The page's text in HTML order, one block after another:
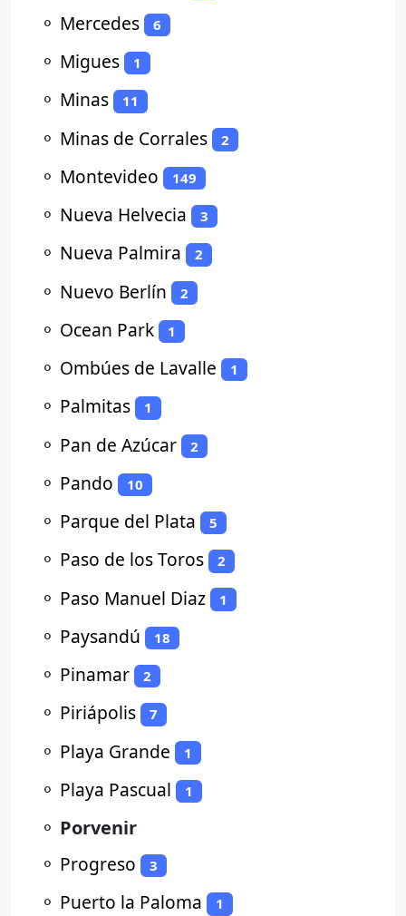
⚬ Mercedes 6
⚬ Migues 1
⚬ Minas 11
⚬ Minas de Corrales 2
⚬ Montevideo 149
⚬ Nueva Helvecia 3
⚬ Nueva Palmira 2
⚬ Nuevo Berlín 2
⚬ Ocean Park 1
⚬ Ombúes de Lavalle 1
⚬ Palmitas 1
⚬ Pan de Azúcar 2
⚬ Pando 10
⚬ Parque del Plata 5
⚬ Paso de los Toros 2
⚬ Paso Manuel Diaz 1
⚬ Paysandú 18
⚬ Pinamar 2
⚬ Piriápolis 7
⚬ Playa Grande 1
⚬ Playa Pascual 1
⚬ Porvenir
⚬ Progreso 3
⚬ Puerto la Paloma 1